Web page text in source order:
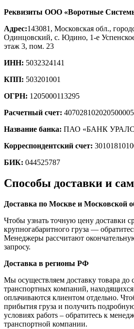
Реквизиты ООО «Воротные
Адрес:143081, Московская обл.,
Одинцовский, с. Юдино, 1-е
этаж 3, пом. 23
ИНН: 5032324141
КПП: 503201001
ОГРН: 1205000113295
Расчетный счет:
Название банка: ПАО «БАНК
Корреспондентский счет:
БИК: 044525787
Способы доставки и
Доставка по Москве и Московской
Чтобы узнать точную цену доставки
крупногабаритного груза —
Менеджеры рассчитают
запросу.
Доставка в регионы РФ
Мы осуществляем доставку товара до
транспортных компаний,
оплачиваются клиентом отдельно.
прибытия груза и получить
условиях работs – обратитесь к
транспортной компании.